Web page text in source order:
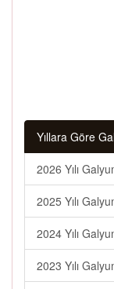
Yıllara Göre
2026 Yılı
2025 Yılı
2024 Yılı
2023 Yılı